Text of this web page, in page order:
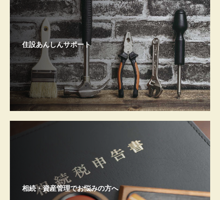
住設あんしんサポート
相続・資産管理でお悩みの方へ